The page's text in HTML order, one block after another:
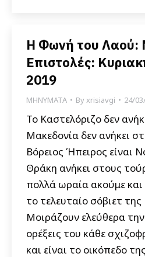
Η Φωνή του Λαού:
Επιστολές:
2019
ΜΗΝΥΜΑΤΑ Byxrisiavgi 24/
Το Καστελόριζο δεν
Μακεδονία δεν ανήκει
Βόρειος Ήπειρος είναι
Θράκη ανήκει στους
πολλά ωραία ακούμε
το τελευταίο σόβιετ
Μοιράζουν ελεύθερα
ορέξεις του κάθε
και είναι το οικόπεδο